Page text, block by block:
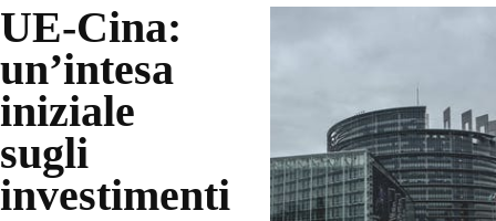
UE-Cina:
un’intesa
iniziale
sugli
investimenti